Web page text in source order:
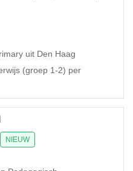
uit Den Haag
(groep 1-2) per
NIEUW